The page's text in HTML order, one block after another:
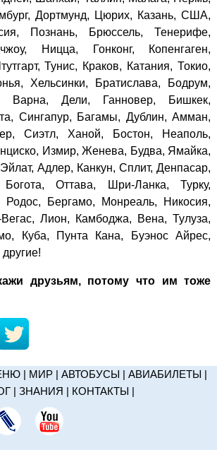
Дортмунд, Цюрих, Казань, США,
Познань, Брюссель, Тенерифе,
Ницца, Гонконг, Копенгаген,
Тунис, Краков, Катания, Токио,
Хельсинки, Братислава, Бодрум,
Варна, Дели, Ганновер, Бишкек,
Сингапур, Багамы, Дублин, Амман,
Сиэтл, Ханой, Бостон, Неаполь,
Измир, Женева, Будва, Ямайка,
Адлер, Канкун, Сплит, Денпасар,
Оттава, Шри-Ланка, Турку,
Бергамо, Монреаль, Никосия,
Лион, Камбоджа, Вена, Тулуза,
Куба, Пунта Кана, Буэнос Айрес,
друзьям, потому что им тоже
| МИР | АВТОБУСЫ | АВИАБИЛЕТЫ |
| ЗНАНИЯ | КОНТАКТЫ |